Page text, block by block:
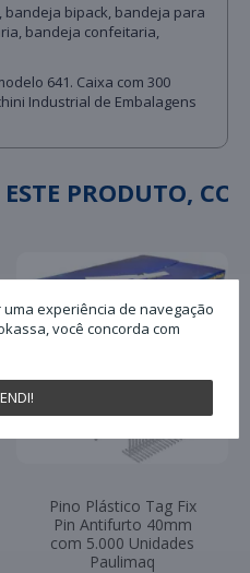
bandeja bipack, bandeja para
bandeja confeitaria,
641. Caixa com 300
Industrial de Embalagens
PRODUTO,
Pino Plástico Tag Fix
Pin Antifurto 40mm
com 5.000 Unidades
Paulimaq
experiência de navegação
você concorda com